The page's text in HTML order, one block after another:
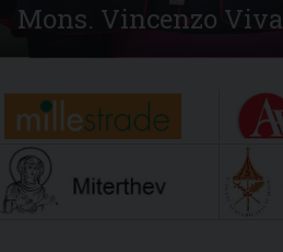
Mons. Vincenzo Viva